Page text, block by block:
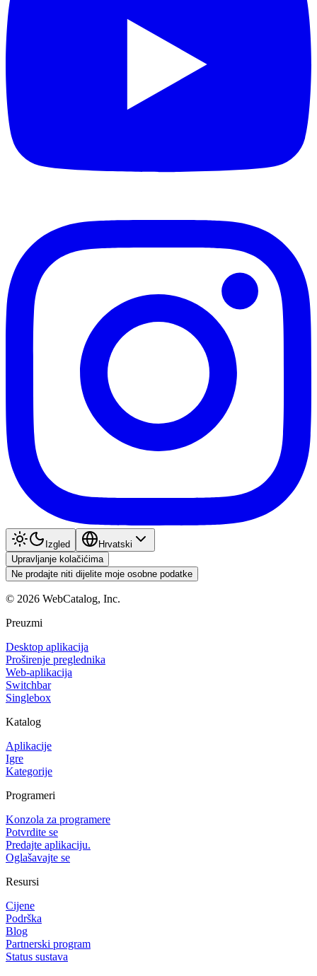
Izgled
Hrvatski
Upravljanje kolačićima
Ne prodajte niti dijelite moje osobne podatke
© 2026 WebCatalog, Inc.
Preuzmi
Desktop aplikacija
Proširenje preglednika
Web-aplikacija
Switchbar
Singlebox
Katalog
Aplikacije
Igre
Kategorije
Programeri
Konzola za programere
Potvrdite se
Predajte aplikaciju.
Oglašavajte se
Resursi
Cijene
Podrška
Blog
Partnerski program
Status sustava